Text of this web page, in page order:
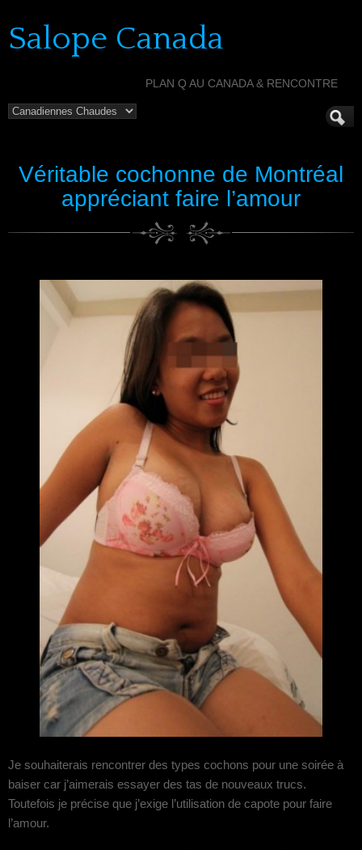
Salope Canada
PLAN Q AU CANADA & RENCONTRE
Véritable cochonne de Montréal
appréciant faire l’amour
Je souhaiterais rencontrer des types cochons pour une soirée à
baiser car j’aimerais essayer des tas de nouveaux trucs.
Toutefois je précise que j’exige l’utilisation de capote pour faire
l’amour.